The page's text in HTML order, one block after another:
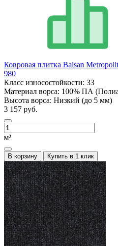
Ковровая плитка Balsan
980
Класс износостойкости: 33
Материал ворса: 100% ПА
Высота ворса: Низкий (до 5 мм)
3 157 руб.
м²
В корзину Купить в 1 клик